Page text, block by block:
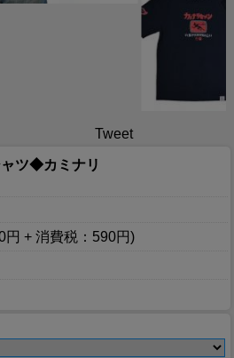
Tweet
ツ◆カミナリ
円 + 消費税：590円)